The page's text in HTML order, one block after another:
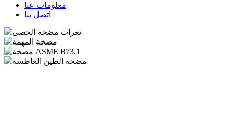
معلومات عنا
اتصل بنا